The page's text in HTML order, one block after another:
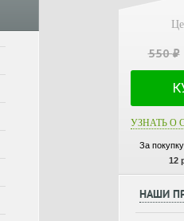
550₽
УЗНАТЬ О
За
12
НАШИ